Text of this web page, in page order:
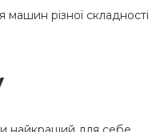
різної складності